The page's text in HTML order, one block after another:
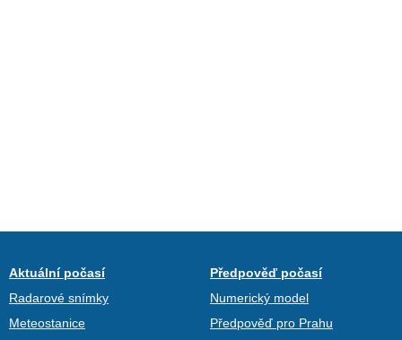
Aktuální počasí
Radarové snímky
Meteostanice
Předpověď počasí
Numerický model
Předpověď pro Prahu